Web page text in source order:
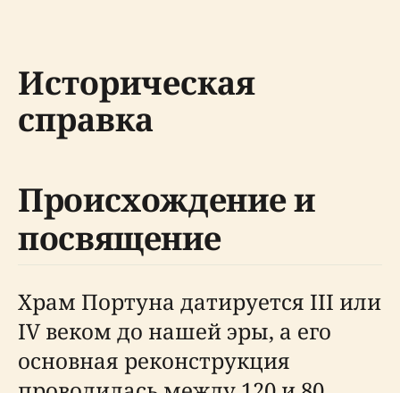
Историческая
справка
Происхождение и
посвящение
Храм Портуна датируется III или
IV веком до нашей эры, а его
основная реконструкция